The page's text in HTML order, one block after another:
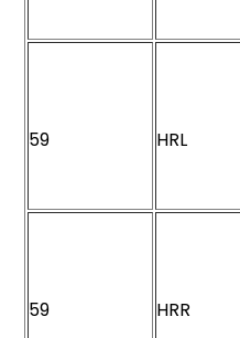
59 HRL
59 HRR